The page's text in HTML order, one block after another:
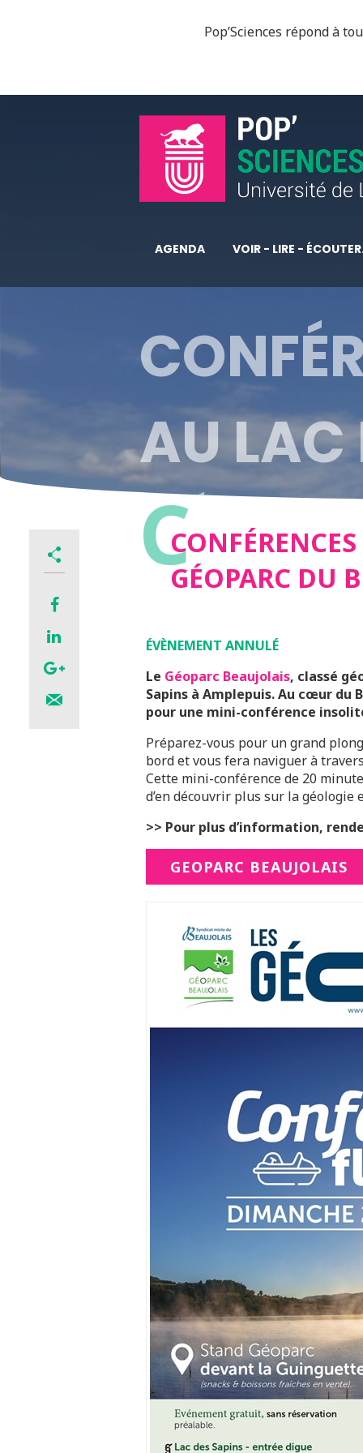
Pop’Sciences répond à
AGENDA VOIR - LIRE -
AU LAC
ANNULÉ
CGÉOPARC DU
ÉVÈNEMENT ANNULÉ
Le Géoparc Beaujolais, classé
Sapins à Amplepuis. Au cœur du
pour une mini-conférence
Préparez-vous pour un grand
bord et vous fera naviguer à
Cette mini-conférence de 20
d’en découvrir plus sur la
>> Pour plus d’information,
GEOPARC BEAUJOLAIS